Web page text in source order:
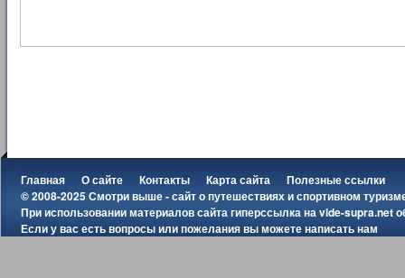
Главная О сайте Контакты Карта сайта
Полезные ссылки
© 2008-2025 Смотри выше - сайт о путешествиях и спортивном
При использовании материалов сайта гиперссылка наvide-supra.net
Если у вас есть вопросы или пожелания вы можетенаписать нам